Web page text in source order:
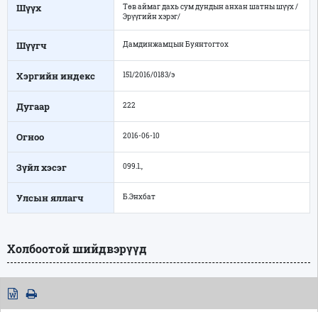
Шүүх
Төв аймаг дахь сум дундын анхан шатны шүүх /
Эрүүгийн хэрэг/
Шүүгч Дамдинжамцын Буянтогтох
Хэргийн индекс 151/2016/0183/э
Дугаар 222
Огноо 2016-06-10
Зүйл хэсэг 099.1.,
Улсын яллагч Б.Энхбат
Холбоотой шийдвэрүүд